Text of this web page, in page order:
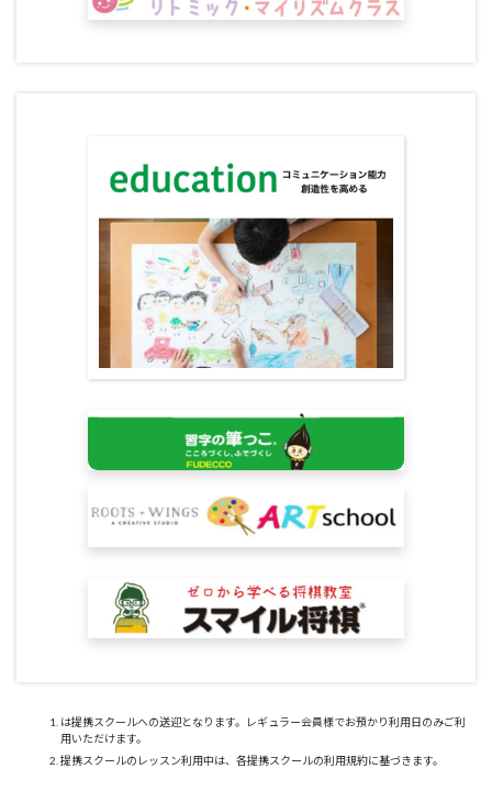
は提携スクールへの送迎となります。レギュラー会員様でお預かり利用日のみご利
用いただけます。
提携スクールのレッスン利用中は、各提携スクールの利用規約に基づきます。